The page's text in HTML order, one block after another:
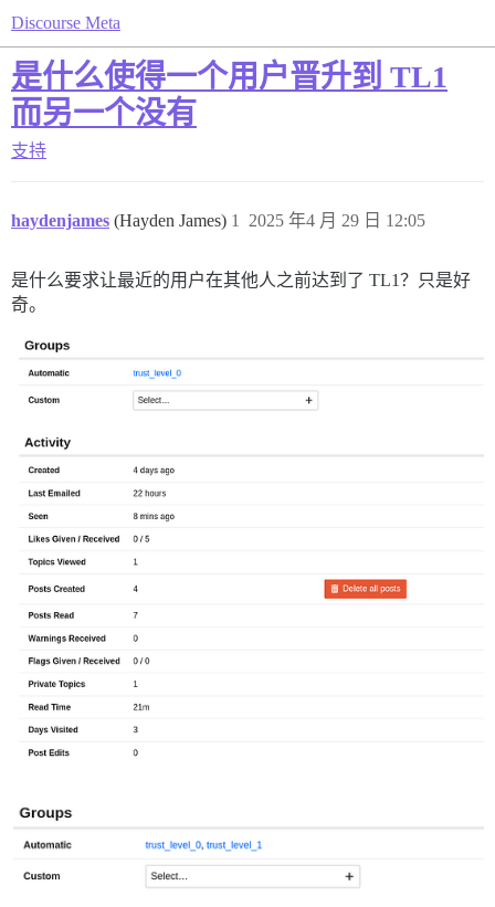
Discourse Meta
是什么使得一个用户晋升到 TL1
而另一个没有
支持
haydenjames (Hayden James) 2025 年4 月 29 日 12:05
1
是什么要求让最近的用户在其他人之前达到了 TL1？只是好
奇。